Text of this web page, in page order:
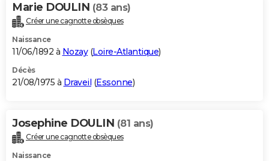
Marie DOULIN (83 ans)
Créer une cagnotte obsèques
Naissance
11/06/1892 à Nozay(Loire-Atlantique)
Décès
21/08/1975 à Draveil (Essonne)
Josephine DOULIN (81 ans)
Créer une cagnotte obsèques
Naissance